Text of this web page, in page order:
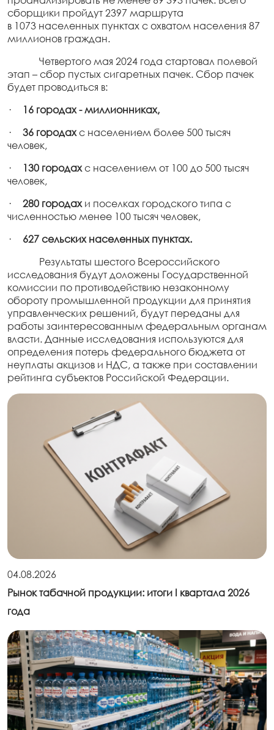
сборщики пройдут 2397 маршрута
в 1073 населенных пунктах с охватом населения 87
миллионов граждан.
Четвертого мая 2024 года стартовал полевой
этап – сбор пустых сигаретных пачек. Сбор пачек
будет проводиться в:
· 16 городах - миллионниках,
· 36 городахc населением более 500 тысяч
человек,
· 130 городахс населением от 100 до 500 тысяч
человек,
· 280 городах и поселках городского типа с
численностью менее 100 тысяч человек,
· 627 сельских населенных пунктах.
Результаты шестого Всероссийского
исследования будут доложены Государственной
комиссии по противодействию незаконному
обороту промышленной продукции для принятия
управленческих решений, будут переданы для
работы заинтересованным федеральным органам
власти. Данные исследования используются для
определения потерь федерального бюджета от
неуплаты акцизов и НДС, а также при составлении
рейтинга субъектов Российской Федерации.
04.08.2026
Рынок табачной продукции: итоги I квартала 2026
года